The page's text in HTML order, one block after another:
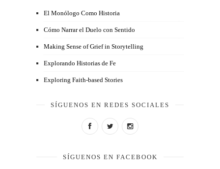
El Monólogo Como Historia
Cómo Narrar el Duelo con Sentido
Making Sense of Grief in Storytelling
Explorando Historias de Fe
Exploring Faith-based Stories
SÍGUENOS EN REDES SOCIALES
SÍGUENOS EN FACEBOOK